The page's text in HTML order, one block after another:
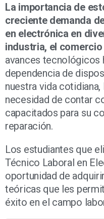
La importancia de
creciente demanda
en electrónica en
industria, el
avances tecnológicos
dependencia de
nuestra vida
necesidad de contar
capacitados para su
reparación.
Los estudiantes que
Técnico Laboral en
oportunidad de
teóricas que les
éxito en el campo